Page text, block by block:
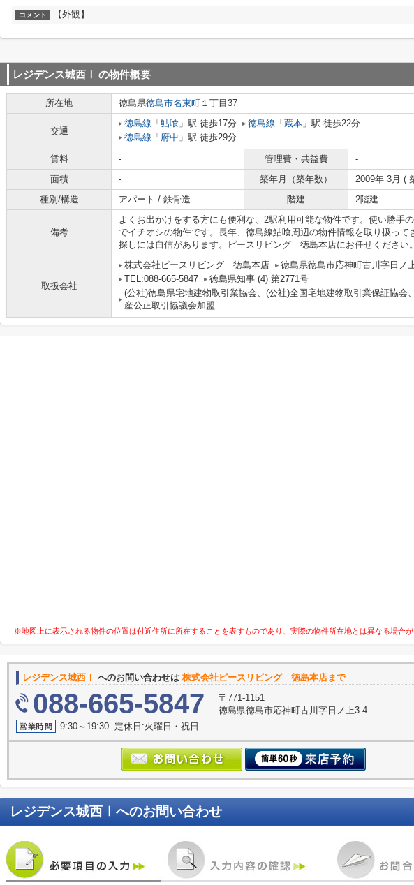
コメント 【外観】
レジデンス城西Ⅰ の物件概要
所在地 徳島県徳島市名東町 １丁目37
交通
徳島線 「 鮎喰 」駅 徒歩17分 徳島線 「 蔵本 」駅 徒歩22分
徳島線 「 府中 」駅 徒歩29分
賃料 - 管理費・共益費
-
面積
- 築年月（築年数）
2009年 3月 (
種別/構造
アパート / 鉄骨造 階建 2階建
備考
よくお出かけをする方にも便利な、2駅利用可能な物件です。使い勝手
でイチオシの物件です。長年、徳島線鮎喰周辺の物件情報を取り扱って
探しには自信があります。ピースリビング 徳島本店にお任せください。
取扱会社
株式会社ピースリビング 徳島本店
徳島県徳島市応神町古川字日ノ
TEL:088-665-5847
徳島県知事 (4) 第2771号
(公社)徳島県宅地建物取引業協会、(公社)全国宅地建物取引業保証協会
産公正取引協議会加盟
※地図上に表示される物件の位置は付近住所に所在することを表すものであり、実際の物件所在地とは異なる場合が
レジデンス城西Ⅰ へのお問い合わせは 株式会社ピースリビング 徳島本店まで
088-665-5847
〒771-1151
徳島県徳島市応神町古川字日ノ上3-4
9:30～19:30 定休日:火曜日・祝日
レジデンス城西Ⅰ へのお問い合わせ